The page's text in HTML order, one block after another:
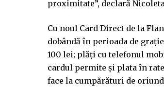
proximitate”, declară
Cu noul Card Direct de la
dobândă în perioada de
100 lei; plăți cu telefonul
cardul permite și plata în rate
face la cumpărături de